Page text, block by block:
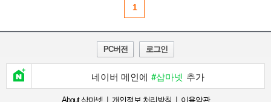
1
PC버전 로그인
네이버 메인에 #샵마넷 추가
About 샵마넷 | 개인정보 처리방침 | 이용약관